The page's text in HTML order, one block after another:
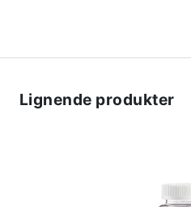
Lignende produkter